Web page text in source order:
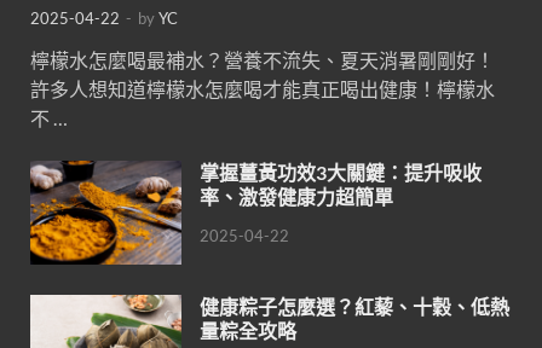
2025-04-22 - byYC
檸檬水怎麼喝最補水？營養不流失、夏天消暑剛剛好！
許多人想知道檸檬水怎麼喝才能真正喝出健康！檸檬水
不 …
掌握薑黃功效3大關鍵：提升吸收
率、激發健康力超簡單
2025-04-22
健康粽子怎麼選？紅藜、十穀、低熱
量粽全攻略